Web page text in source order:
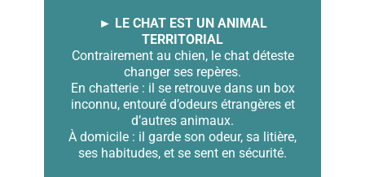
► LE CHAT EST UN ANIMAL
TERRITORIAL
Contrairement au chien, le chat déteste
changer ses repères.
En chatterie : il se retrouve dans un box
inconnu, entouré d’odeurs étrangères et
d’autres animaux.
À domicile : il garde son odeur, sa litière,
ses habitudes, et se sent en sécurité.